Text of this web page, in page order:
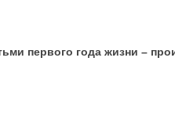
первого года жизни –